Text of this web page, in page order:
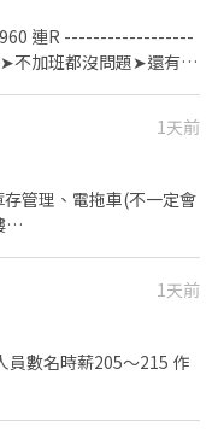
連R ------------------
加班都沒問題➤還有交
假制度】: 排休制 8-9天
號 5樓 ✅【 工作要
交通車，上班距離不是問
1天前
管理、電拖車(不一定會
任獎金-上班滿22天
▶快
89FJHKS1
1天前